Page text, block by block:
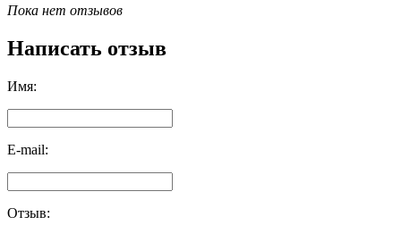
Пока нет отзывов
Написать отзыв
Имя:
E-mail:
Отзыв: